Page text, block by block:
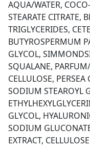
AQUA/WATER,
STEARATE CITRATE,
TRIGLYCERIDES,
BUTYROSPERMUM
GLYCOL,
SQUALANE,
CELLULOSE,
SODIUM STEAROYL
GLYCOL,
SODIUM
EXTRACT,